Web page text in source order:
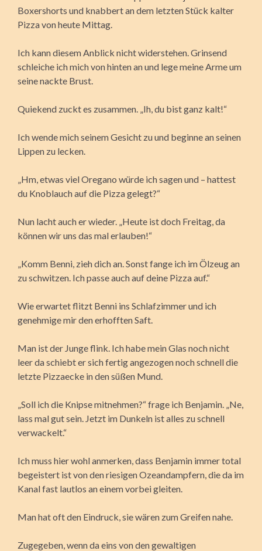
Boxershorts und knabbert an dem letzten Stück kalter
Pizza von heute Mittag.
Ich kann diesem Anblick nicht widerstehen. Grinsend
schleiche ich mich von hinten an und lege meine Arme um
seine nackte Brust.
Quiekend zuckt es zusammen. „Ih, du bist ganz kalt!“
Ich wende mich seinem Gesicht zu und beginne an seinen
Lippen zu lecken.
„Hm, etwas viel Oregano würde ich sagen und – hattest
du Knoblauch auf die Pizza gelegt?“
Nun lacht auch er wieder. „Heute ist doch Freitag, da
können wir uns das mal erlauben!“
„Komm Benni, zieh dich an. Sonst fange ich im Ölzeug an
zu schwitzen. Ich passe auch auf deine Pizza auf.“
Wie erwartet flitzt Benni ins Schlafzimmer und ich
genehmige mir den erhofften Saft.
Man ist der Junge flink. Ich habe mein Glas noch nicht
leer da schiebt er sich fertig angezogen noch schnell die
letzte Pizzaecke in den süßen Mund.
„Soll ich die Knipse mitnehmen?“ frage ich Benjamin. „Ne,
lass mal gut sein. Jetzt im Dunkeln ist alles zu schnell
verwackelt.“
Ich muss hier wohl anmerken, dass Benjamin immer total
begeistert ist von den riesigen Ozeandampfern, die da im
Kanal fast lautlos an einem vorbei gleiten.
Man hat oft den Eindruck, sie wären zum Greifen nahe.
Zugegeben, wenn da eins von den gewaltigen